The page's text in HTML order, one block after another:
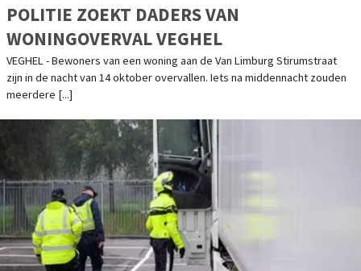
POLITIE ZOEKT DADERS VAN
WONINGOVERVAL VEGHEL
VEGHEL - Bewoners van een woning aan de Van Limburg Stirumstraat
zijn in de nacht van 14 oktober overvallen. Iets na middennacht zouden
meerdere [...]